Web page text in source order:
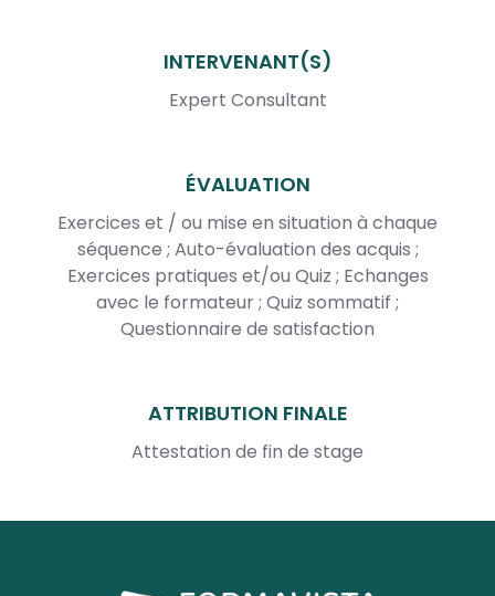
INTERVENANT(S)
Expert Consultant
ÉVALUATION
Exercices et / ou mise en situation à chaque
séquence ; Auto-évaluation des acquis ;
Exercices pratiques et/ou Quiz ; Echanges
avec le formateur ; Quiz sommatif ;
Questionnaire de satisfaction
ATTRIBUTION FINALE
Attestation de fin de stage